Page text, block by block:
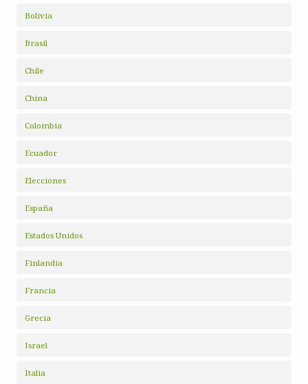
Bolivia
Brasil
Chile
China
Colombia
Ecuador
Elecciones
España
Estados Unidos
Finlandia
Francia
Grecia
Israel
Italia